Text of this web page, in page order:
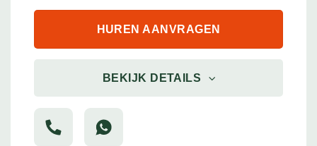
HUREN AANVRAGEN
BEKIJK DETAILS